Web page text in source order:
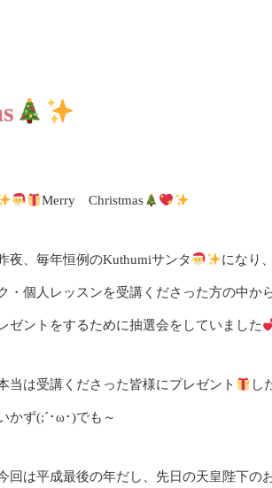
Merry Christmas
夜、毎年恒例のKuthumiサンタ になり
・個人レッスンを受講くださった方の中か
ゼントをするために抽選会をしていました
当は受講くださった皆様にプレゼント し
かず(;´･ω･)でも～
回は平成最後の年だし、先日の天皇陛下の